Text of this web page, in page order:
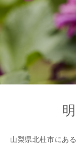
山梨県北杜市にあ